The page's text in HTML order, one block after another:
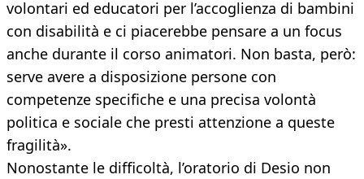
volontari ed educatori per l’accoglienza di bambini
con disabilità e ci piacerebbe pensare a un focus
anche durante il corso animatori. Non basta, però:
serve avere a disposizione persone con
competenze specifiche e una precisa volontà
politica e sociale che presti attenzione a queste
fragilità».
Nonostante le difficoltà, l’oratorio di Desio non